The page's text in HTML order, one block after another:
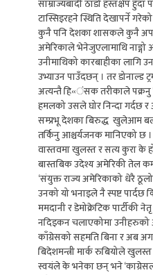
साम्राज्यबादी ठाडो हस्तक्षेप
टास्सिइरहने स्थिति देखापर्ने
कुनै पनि देशका शासकले कुनै
अमेरिकाले भेनेजुएलामाथि नाङ्गो
उनीमाथिको कारबाहीका लागि
उभ्याउन पाउँदछन् । तर
अत्यन्तै हि«ंसक तरीकाले पक्रनु
हमलको उसले घोर निन्दा गर्दछ
सम्प्रभू देशका बिरुद्ध खुलेआम बल
तर्किनु आश्चर्यजनक मानिएको छ
वास्तवमा खुलस्त र सत्य कुरा के
बास्तबिक उदेश्य अमेरिकी तेल
‘संयुक्त राज्य अमेरिकाको धेरै
उनको यो भनाइले नै स्पष्ट
ममदानी र डेमोक्रेटिक
नदिइकन चलाएकोमा उनीहरुको
काँग्रेसको सहमति बिना र अब
बिदेशमन्त्री मार्क रुबियोले
स्वयंले के भनेका छन् भने